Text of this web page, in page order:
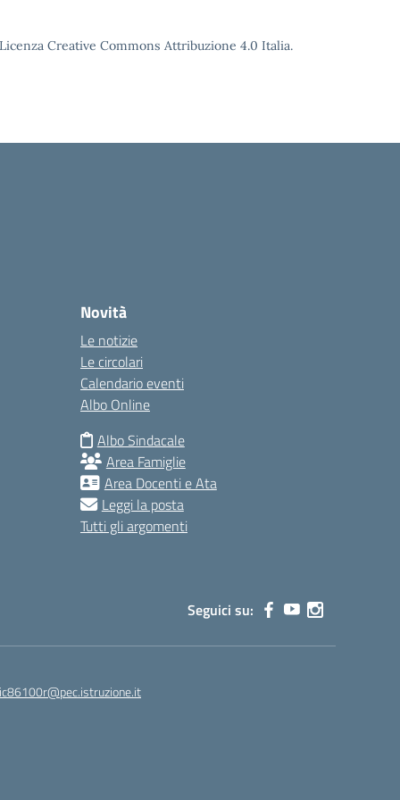
Creative Commons Attribuzione 4.0 Italia.
Novità
Le notizie
Le circolari
Calendario eventi
Albo Online
Albo Sindacale
Area Famiglie
Area Docenti e Ata
Leggi la posta
Tutti gli argomenti
Seguici su: